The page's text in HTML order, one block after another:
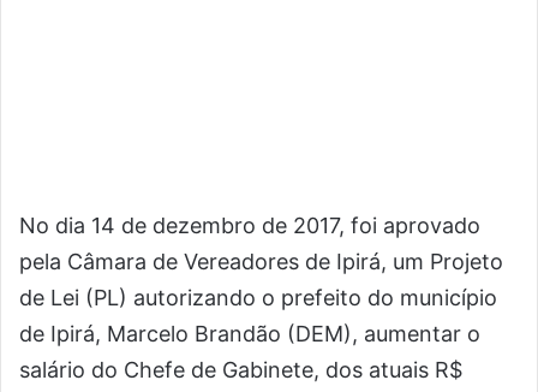
No dia 14 de dezembro de 2017, foi aprovado
pela Câmara de Vereadores de Ipirá, um Projeto
de Lei (PL) autorizando o prefeito do município
de Ipirá, Marcelo Brandão (DEM), aumentar o
salário do Chefe de Gabinete, dos atuais R$